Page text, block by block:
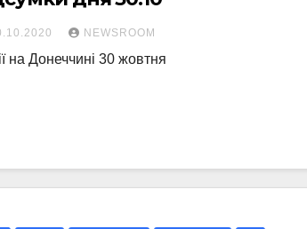
NEWSROOM
на Донеччині 30 жовтня